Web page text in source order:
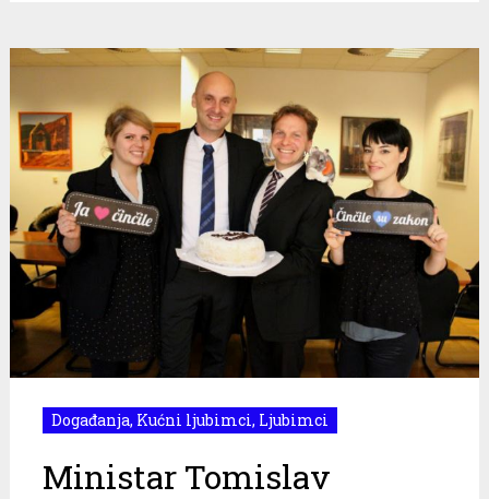
Događanja, Kućni ljubimci, Ljubimci
Ministar Tomislav